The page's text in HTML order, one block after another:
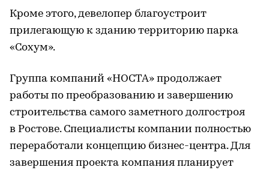
Кроме этого, девелопер благоустроит
прилегающую к зданию территорию парка
«Сохум».
Группа компаний «НОСТА» продолжает
работы по преобразованию и завершению
строительства самого заметного долгостроя
в Ростове. Специалисты компании полностью
переработали концепцию бизнес-центра. Для
завершения проекта компания планирует